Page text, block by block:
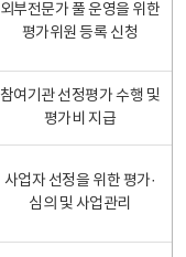
외부전문가 풀 운영을 위한
평가위원 등록 신청
참여기관 선정평가 수행 및
평가비 지급
사업자 선정을 위한 평가·
심의 및 사업관리